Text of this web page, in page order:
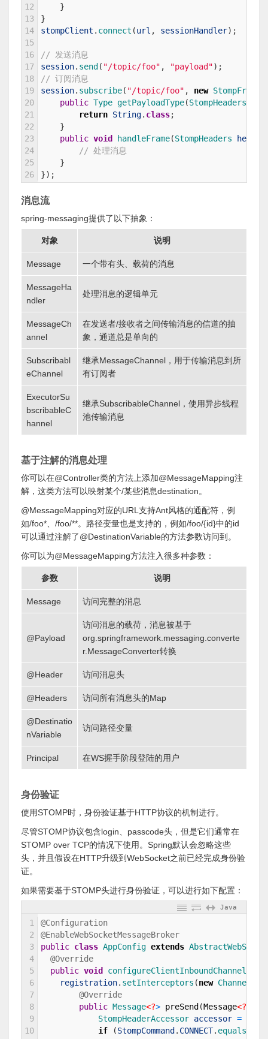
12
13
14
15
16
17
18
19
20
21
22
23
24
25
26
}
}
stompClient . connect (url , sessionHandler) ;
// 发送消息
session. send ( "/topic/foo" , "payload") ;
// 订阅消息
session. subscribe( "/topic/foo" , new
public Type getPayloadType(StompHeaders
return String. class;
}
public void handleFrame(StompHeaders
// 处理消息
}
}) ;
消息流
spring-messaging提供了以下抽象：
对象 说明
Message 一个带有头、载荷的消息
MessageHa
ndler
处理消息的逻辑单元
MessageCh
annel
在发送者/接收者之间传输消息的信道的抽
象，通道总是单向的
Subscribabl
eChannel
继承MessageChannel，用于传输消息到所
有订阅者
ExecutorSu
bscribableC
hannel
继承SubscribableChannel，使用异步线程
池传输消息
基于注解的消息处理
你可以在@Controller类的方法上添加@MessageMapping注
解，这类方法可以映射某个/某些消息destination。
@MessageMapping对应的URL支持Ant风格的通配符，例
如/foo*、/foo/**。路径变量也是支持的，例如/foo/{id}中的id
可以通过注解了@DestinationVariable的方法参数访问到。
你可以为@MessageMapping方法注入很多种参数：
参数 说明
Message 访问完整的消息
@Payload
访问消息的载荷，消息被基于
org.springframework.messaging.converte
r.MessageConverter转换
@Header 访问消息头
@Headers 访问所有消息头的Map
@Destinatio
nVariable
访问路径变量
Principal 在WS握手阶段登陆的用户
身份验证
使用STOMP时，身份验证基于HTTP协议的机制进行。
尽管STOMP协议包含login、passcode头，但是它们通常在
STOMP over TCP的情况下使用。Spring默认会忽略这些
头，并且假设在HTTP升级到WebSocket之前已经完成身份验
证。
如果需要基于STOMP头进行身份验证，可以进行如下配置：
Java
1
2
3
4
5
6
7
8
9
10
@Configuration
@EnableWebSocketMessageBroker
public class AppConfig extends
@Override
public void configureClientInboundChannel
registration. setInterceptors (new
@Override
public Message<?> preSend (Message<?
StompHeaderAccessor accessor =
if
(StompCommand . CONNECT. equals